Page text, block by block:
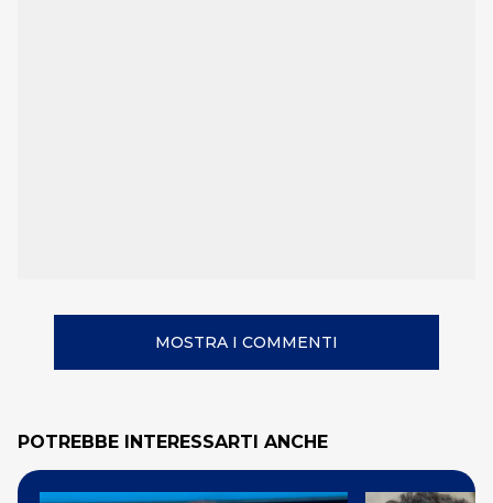
MOSTRA I COMMENTI
POTREBBE INTERESSARTI ANCHE